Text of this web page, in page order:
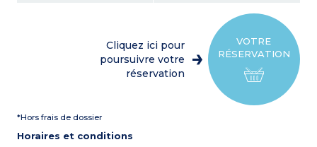
Salle de douche avec eau
Petite terrasse avec
À noter: les animaux ne
hébergement
VOTRE
RÉSERVATION
Cliquez ici pour
poursuivre votre
réservation
*Hors frais de dossier
Horaires et conditions